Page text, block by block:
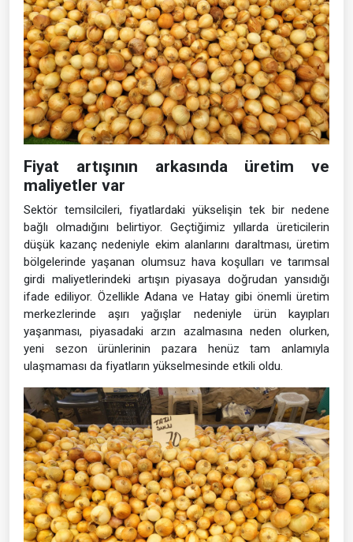
Fiyat artışının arkasında üretim ve
maliyetler var
Sektör temsilcileri, fiyatlardaki yükselişin tek bir nedene
bağlı olmadığını belirtiyor. Geçtiğimiz yıllarda üreticilerin
düşük kazanç nedeniyle ekim alanlarını daraltması, üretim
bölgelerinde yaşanan olumsuz hava koşulları ve tarımsal
girdi maliyetlerindeki artışın piyasaya doğrudan yansıdığı
ifade ediliyor. Özellikle Adana ve Hatay gibi önemli üretim
merkezlerinde aşırı yağışlar nedeniyle ürün kayıpları
yaşanması, piyasadaki arzın azalmasına neden olurken,
yeni sezon ürünlerinin pazara henüz tam anlamıyla
ulaşmaması da fiyatların yükselmesinde etkili oldu.